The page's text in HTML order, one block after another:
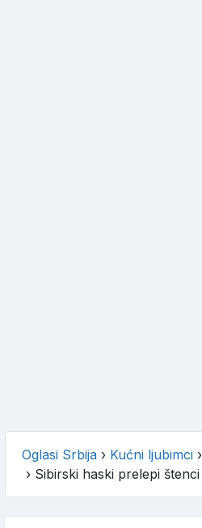
Oglasi Srbija › Kućni ljubimci ›
› Sibirski haski prelepi štenci